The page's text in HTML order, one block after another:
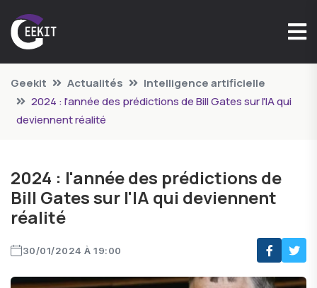
Geekit Actualités
Intelligence artificielle
2024 : l'année des prédictions de Bill Gates sur l'IA qui
deviennent réalité
2024 : l'année des prédictions de
Bill Gates sur l'IA qui deviennent
réalité
30/01/2024 À 19:00